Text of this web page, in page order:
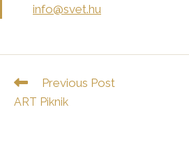
info@svet.hu
Read
articles
Previous Post
ART Piknik